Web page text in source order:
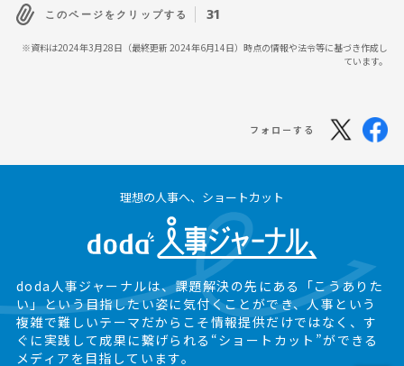
このページをクリップする 31
※資料は2024年3月28日（最終更新 2024年6月14日）時点の情報や法令等に基づき作成し
ています。
フォローする
理想の人事へ、ショートカット
doda人事ジャーナルは、課題解決の先にある
「こうありた
い」という目指したい姿に気付くことができ、人事という
複雑で難しいテーマだからこそ情報提供だけではなく、 す
ぐに実践して成果に繋げられる“ショートカット”ができる
メディアを目指しています。